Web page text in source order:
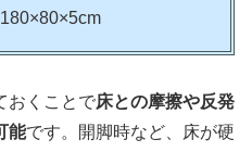
おくことで床との摩擦や反発
能です。開脚時など、床が硬